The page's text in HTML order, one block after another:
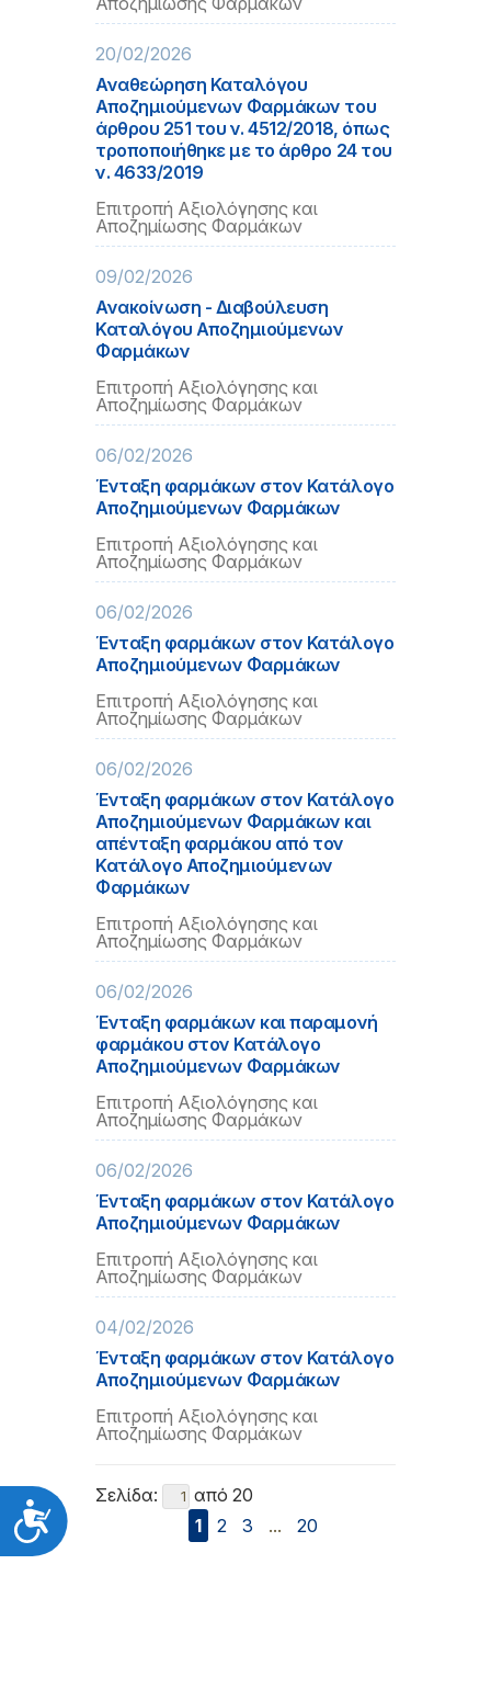
Προσιτότητα
20/02/2026
Αναθεώρηση Καταλόγου
Αποζημιούμενων Φαρμάκων του
άρθρου 251 του ν. 4512/2018, όπως
τροποποιήθηκε με το άρθρο 24 του
ν. 4633/2019
Επιτροπή Αξιολόγησης και
Αποζημίωσης Φαρμάκων
09/02/2026
Ανακοίνωση - Διαβούλευση
Καταλόγου Αποζημιούμενων
Φαρμάκων
Επιτροπή Αξιολόγησης και
Αποζημίωσης Φαρμάκων
06/02/2026
Ένταξη φαρμάκων στον Κατάλογο
Αποζημιούμενων Φαρμάκων
Επιτροπή Αξιολόγησης και
Αποζημίωσης Φαρμάκων
06/02/2026
Ένταξη φαρμάκων στον Κατάλογο
Αποζημιούμενων Φαρμάκων
Επιτροπή Αξιολόγησης και
Αποζημίωσης Φαρμάκων
06/02/2026
Ένταξη φαρμάκων στον Κατάλογο
Αποζημιούμενων Φαρμάκων και
απένταξη φαρμάκου από τον
Κατάλογο Αποζημιούμενων
Φαρμάκων
Επιτροπή Αξιολόγησης και
Αποζημίωσης Φαρμάκων
06/02/2026
Ένταξη φαρμάκων και παραμονή
φαρμάκου στον Κατάλογο
Αποζημιούμενων Φαρμάκων
Επιτροπή Αξιολόγησης και
Αποζημίωσης Φαρμάκων
06/02/2026
Ένταξη φαρμάκων στον Κατάλογο
Αποζημιούμενων Φαρμάκων
Επιτροπή Αξιολόγησης και
Αποζημίωσης Φαρμάκων
04/02/2026
Ένταξη φαρμάκων στον Κατάλογο
Αποζημιούμενων Φαρμάκων
Επιτροπή Αξιολόγησης και
Αποζημίωσης Φαρμάκων
Σελίδα:
από 20
1
2 3 ... 20